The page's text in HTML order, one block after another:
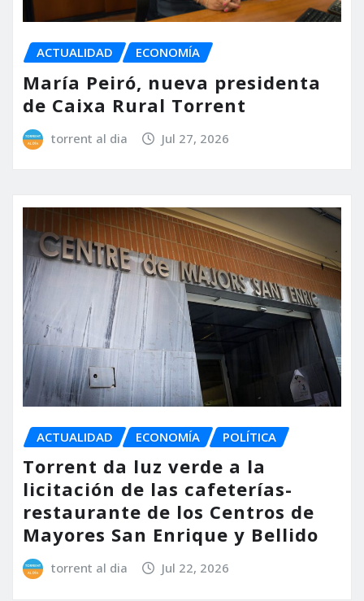
ACTUALIDAD ECONOMÍA
María Peiró, nueva presidenta
de Caixa Rural Torrent
torrent al dia Jul 27, 2026
ACTUALIDAD ECONOMÍA POLÍTICA
Torrent da luz verde a la
licitación de las cafeterías-
restaurante de los Centros de
Mayores San Enrique y Bellido
torrent al dia Jul 22, 2026